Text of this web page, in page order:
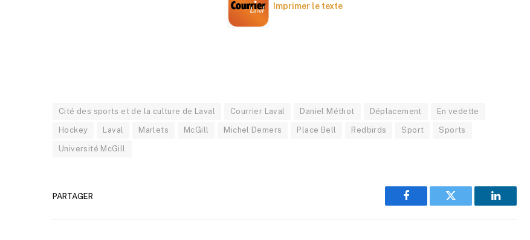
Imprimer le texte
Cité des sports et de la culture de Laval Courrier Laval Daniel Méthot Déplacement En vedette
Hockey Laval Marlets McGill Michel Demers Place Bell Redbirds Sport Sports
Université McGill
PARTAGER
Facebook Twitter LinkedIn